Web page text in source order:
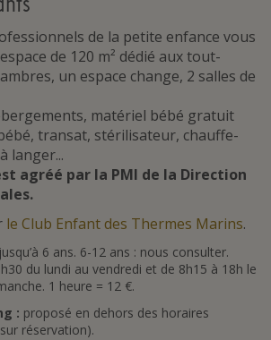
de la petite enfance vous
de 120 m² dédié aux tout-
un espace change, 2 salles de
matériel bébé gratuit
transat, stérilisateur, chauffe-
langer...
agréé par la PMI de la Direction
le Club Enfant des Thermes Marins.
6 ans. 6-12 ans : nous consulter.
du lundi au vendredi et de 8h15 à 18h le
1 heure = 12 €.
: proposé en dehors des horaires
réservation).